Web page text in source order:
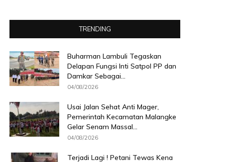
TRENDING
Buharman Lambuli Tegaskan
Delapan Fungsi Inti Satpol PP dan
Damkar Sebagai...
04/08/2026
Usai Jalan Sehat Anti Mager,
Pemerintah Kecamatan Malangke
Gelar Senam Massal...
04/08/2026
Terjadi Lagi ! Petani Tewas Kena